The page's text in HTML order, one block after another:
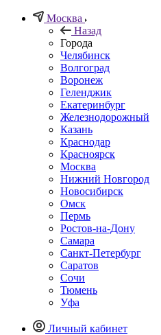
Москва
Назад
Города
Челябинск
Волгоград
Воронеж
Геленджик
Екатеринбург
Железнодорожный
Казань
Краснодар
Красноярск
Москва
Нижний Новгород
Новосибирск
Омск
Пермь
Ростов-на-Дону
Самара
Санкт-Петербург
Саратов
Сочи
Тюмень
Уфа
Личный кабинет